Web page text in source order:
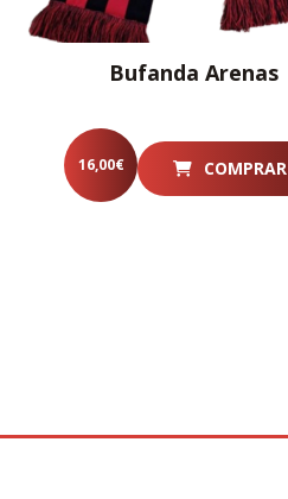
Bufanda Arenas
16,00€ COMPRAR